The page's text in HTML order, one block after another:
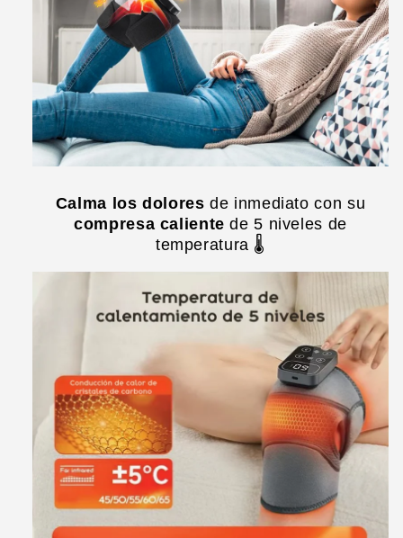
Calma los dolores de inmediato con su
compresa caliente de 5 niveles de
temperatura 🌡️